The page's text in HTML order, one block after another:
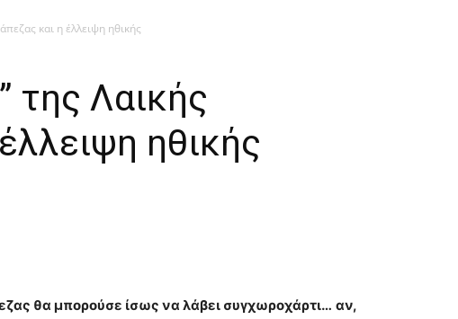
και η έλλειψη ηθικής
της Λαικής
ηθικής
θα μπορούσε ίσως να λάβει συγχωροχάρτι… αν,